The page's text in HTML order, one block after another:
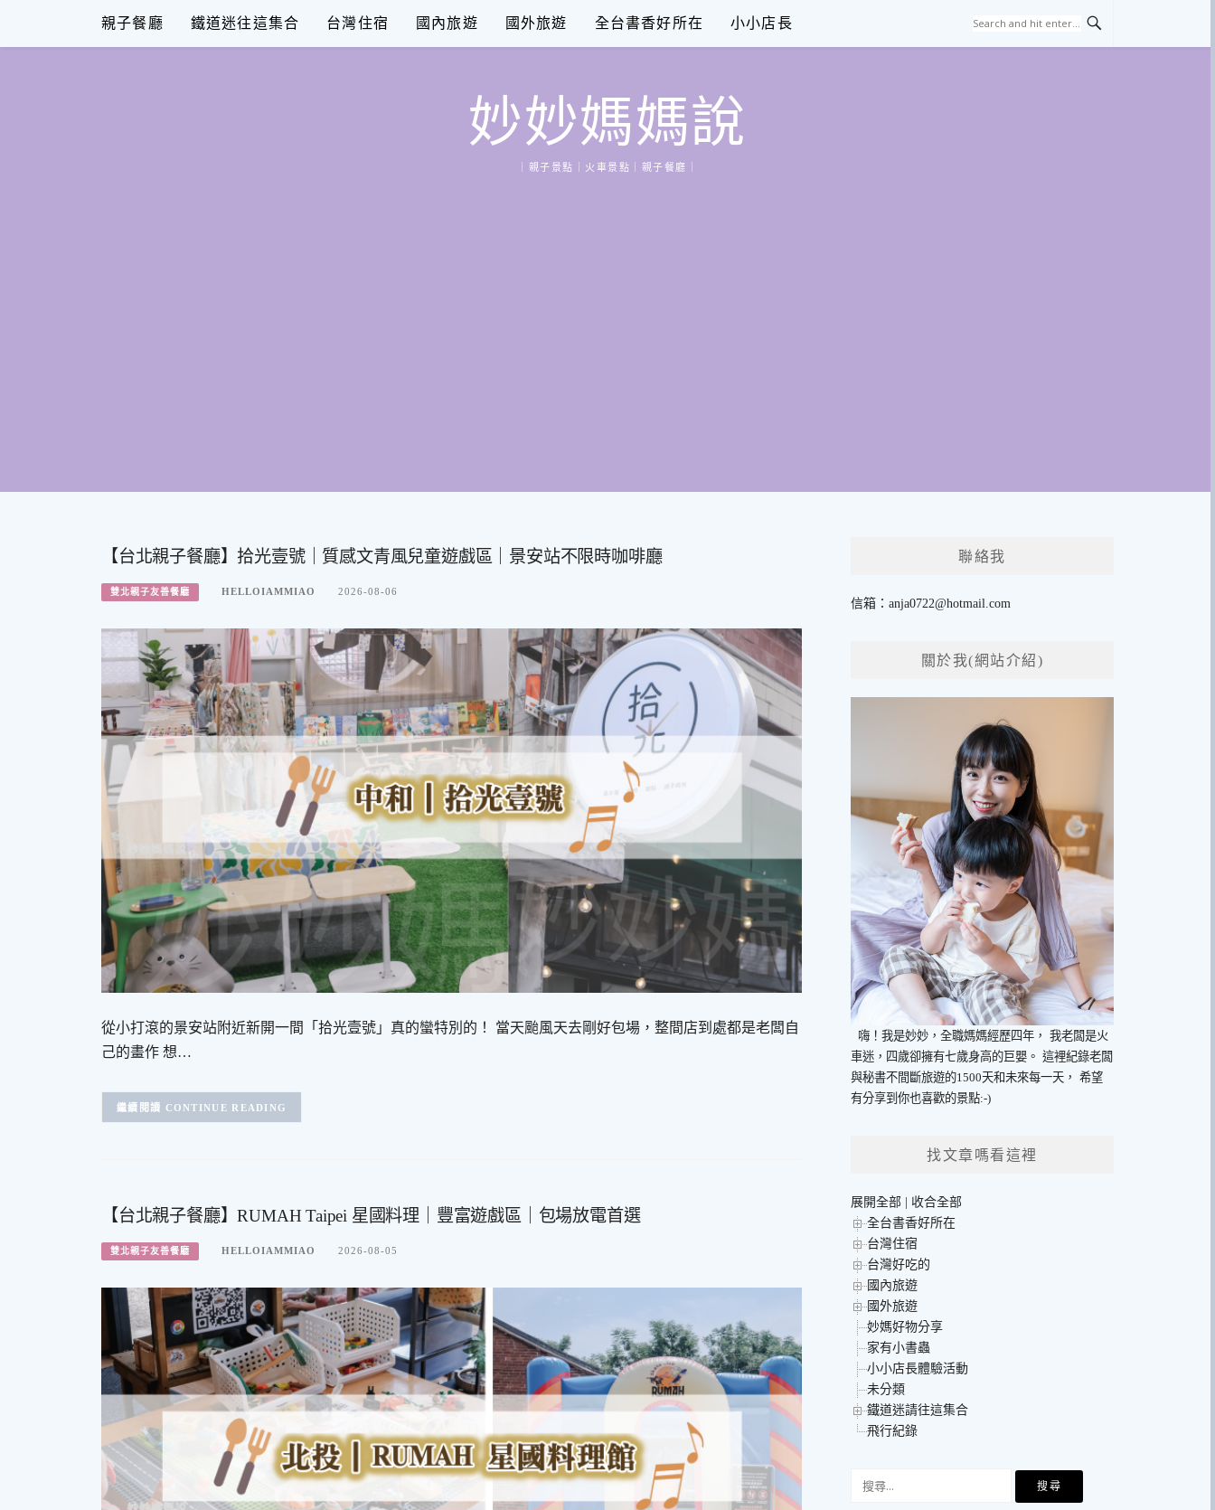
content
親子餐廳 鐵道迷往這集合 台灣住宿 國內旅遊 國外旅遊 全台書香好所在 小小店長
妙妙媽媽說
｜親子景點｜火車景點｜親子餐廳｜
【台北親子餐廳】拾光壹號｜質感文青風兒童遊戲區｜景安站不限時咖啡廳
雙北親子友善餐廳 HELLOIAMMIAO 2026-08-06
從小打滾的景安站附近新開一間「拾光壹號」真的蠻特別的！ 當天颱風天去剛好包場，整間店到處都是老闆自
己的畫作 想…
CONTINUE READING
【台北親子餐廳】RUMAH Taipei 星國料理｜豐富遊戲區｜包場放電首選
雙北親子友善餐廳 HELLOIAMMIAO 2026-08-05
聯絡我
信箱：anja0722@hotmail.com
關於我(網站介紹)
嗨！我是妙妙，全職媽媽經歷四年，
我老闆是火
車迷，四歲卻擁有七歲身高的巨嬰。 這裡紀錄老闆
與秘書不間斷旅遊的1500天和未來每一天，
希望
有分享到你也喜歡的景點:-)
找文章嗎看這裡
展開全部
收合全部
全台書香好所在
台灣住宿
台灣好吃的
國內旅遊
國外旅遊
妙媽好物分享
家有小書蟲
小小店長體驗活動
未分類
鐵道迷請往這集合
飛行紀錄